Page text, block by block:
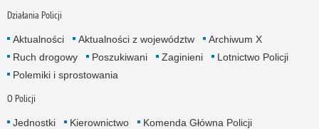
Działania Policji
Aktualności Aktualności z województw
Archiwum X
Ruch drogowy
Poszukiwani Zaginieni
Lotnictwo Policji
Polemiki i sprostowania
O Policji
Jednostki Kierownictwo
Komenda Główna Policji